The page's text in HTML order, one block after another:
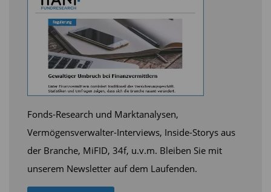
mehr Infos zumFondsmanager
Diesen Beitrag teilen:
Fonds-Research und Marktanalysen,
Vermögensverwalter-Interviews, Inside-Storys aus
der Branche, MiFID, 34f, u.v.m. Bleiben Sie mit
unserem Newsletter auf dem Laufenden.